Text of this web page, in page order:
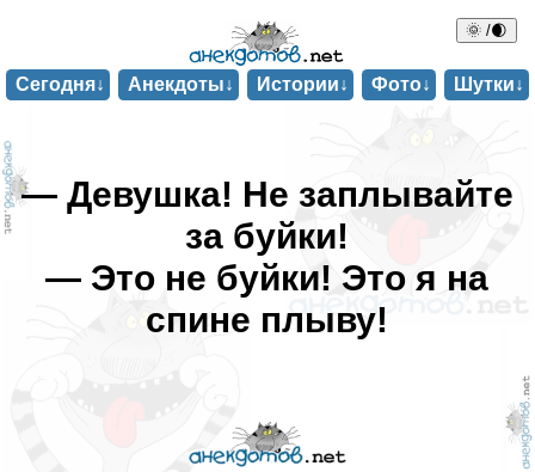
🌞 /🌒
Сегодня↓ Анекдоты↓ Истории↓ Фото↓ Шутки↓
— Девушка! Не заплывайте
за буйки!
— Это не буйки! Это я на
спине плыву!